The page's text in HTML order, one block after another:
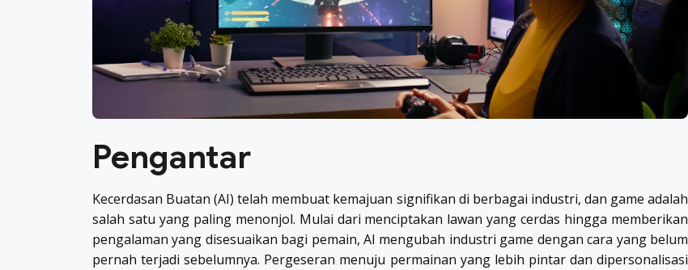
Pengantar
Kecerdasan Buatan (AI) telah membuat kemajuan signifikan di berbagai industri, dan game adalah
salah satu yang paling menonjol. Mulai dari menciptakan lawan yang cerdas hingga memberikan
pengalaman yang disesuaikan bagi pemain, AI mengubah industri game dengan cara yang belum
pernah terjadi sebelumnya. Pergeseran menuju permainan yang lebih pintar dan dipersonalisasi